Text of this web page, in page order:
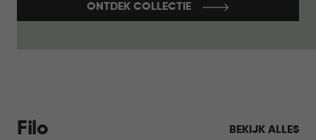
ONTDEK COLLECTIE
Filo BEKIJK ALLES